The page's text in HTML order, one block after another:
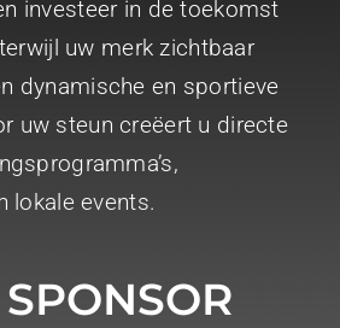
investeer in de toekomst
uw merk zichtbaar
dynamische en sportieve
uw steun creëert u directe
lokale events.